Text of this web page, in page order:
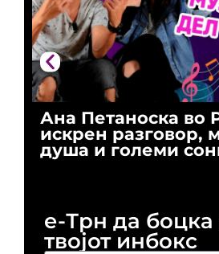
Ана Петаноска во
искрен разговор,
душа и големи
е-Трн да боцка
твојот инбокс